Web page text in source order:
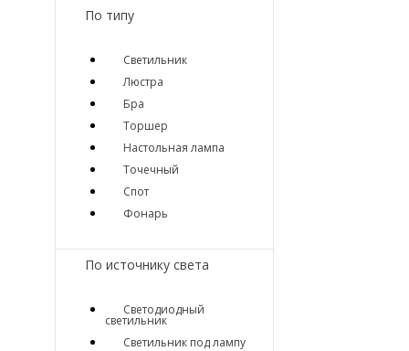
По типу
Светильник
Люстра
Бра
Торшер
Настольная лампа
Точечный
Спот
Фонарь
По источнику света
Светодиодный
светильник
Светильник под лампу